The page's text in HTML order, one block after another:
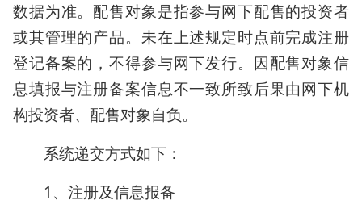
数据为准。配售对象是指参与网下配售的投资者
或其管理的产品。未在上述规定时点前完成注册
登记备案的，不得参与网下发行。因配售对象信
息填报与注册备案信息不一致所致后果由网下机
构投资者、配售对象自负。
系统递交方式如下：
1、注册及信息报备